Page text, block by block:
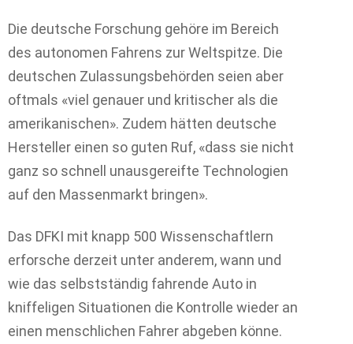
Die deutsche Forschung gehöre im Bereich
des autonomen Fahrens zur Weltspitze. Die
deutschen Zulassungsbehörden seien aber
oftmals «viel genauer und kritischer als die
amerikanischen». Zudem hätten deutsche
Hersteller einen so guten Ruf, «dass sie nicht
ganz so schnell unausgereifte Technologien
auf den Massenmarkt bringen».
Das DFKI mit knapp 500 Wissenschaftlern
erforsche derzeit unter anderem, wann und
wie das selbstständig fahrende Auto in
kniffeligen Situationen die Kontrolle wieder an
einen menschlichen Fahrer abgeben könne.